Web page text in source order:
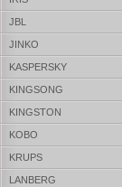
JBL
JINKO
KASPERSKY
KINGSONG
KINGSTON
KOBO
KRUPS
LANBERG